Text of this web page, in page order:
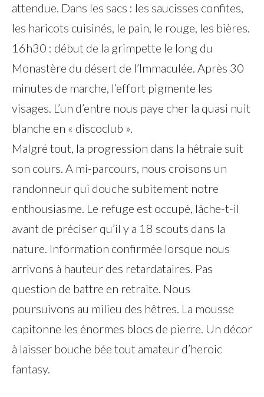
attendue. Dans les sacs : les saucisses confites,
les haricots cuisinés, le pain, le rouge, les bières.
16h30 : début de la grimpette le long du
Monastère du désert de l’Immaculée. Après 30
minutes de marche, l’effort pigmente les
visages. L’un d’entre nous paye cher la quasi nuit
blanche en « discoclub ».
Malgré tout, la progression dans la hêtraie suit
son cours. A mi-parcours, nous croisons un
randonneur qui douche subitement notre
enthousiasme. Le refuge est occupé, lâche-t-il
avant de préciser qu’il y a 18 scouts dans la
nature. Information confirmée lorsque nous
arrivons à hauteur des retardataires. Pas
question de battre en retraite. Nous
poursuivons au milieu des hêtres. La mousse
capitonne les énormes blocs de pierre. Un décor
à laisser bouche bée tout amateur d’heroic
fantasy.